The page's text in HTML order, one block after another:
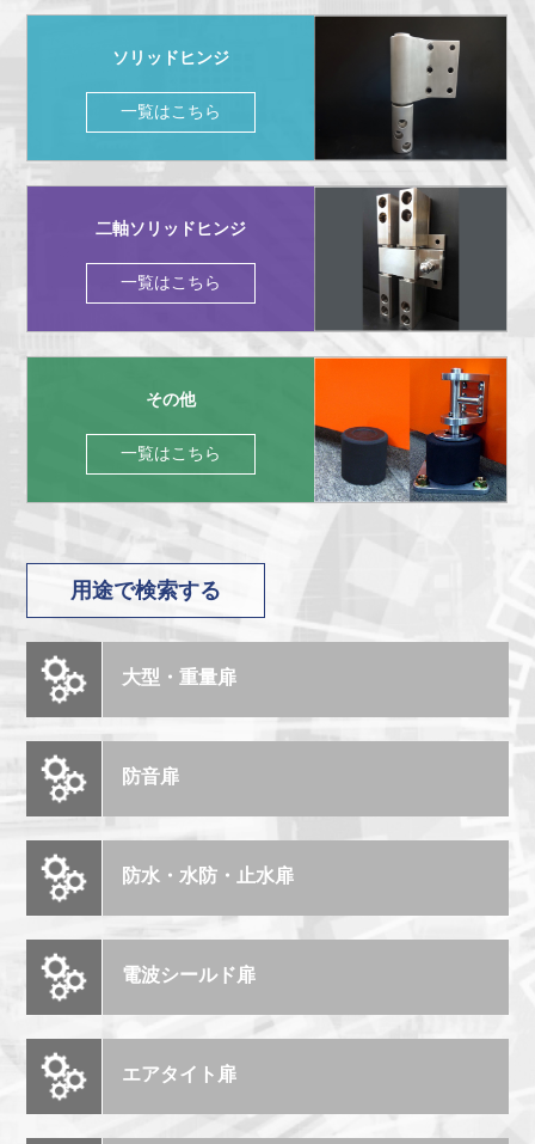
ソリッドヒンジ
一覧はこちら
二軸ソリッドヒンジ
一覧はこちら
その他
一覧はこちら
用途で検索する
大型・重量扉
防音扉
防水・水防・止水扉
電波シールド扉
エアタイト扉